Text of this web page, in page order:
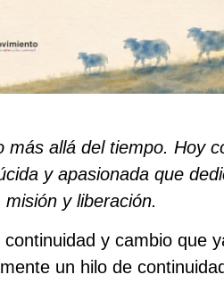
allá del tiempo. Hoy
y apasionada que
y liberación.
y cambio que
un hilo de